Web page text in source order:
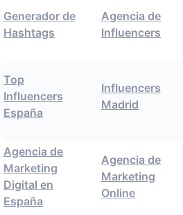
Generador de
Hashtags
Agencia de
Influencers
Top
Influencers
España
Influencers
Madrid
Agencia de
Marketing
Digital en
España
Agencia de
Marketing
Online